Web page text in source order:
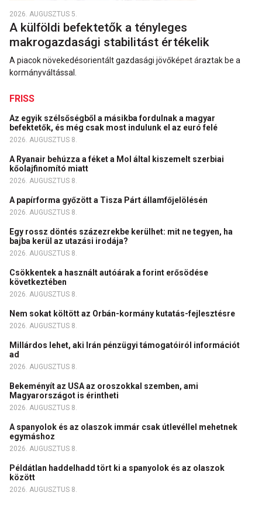
2026. AUGUSZTUS 5.
A külföldi befektetők a tényleges
makrogazdasági stabilitást értékelik
A piacok növekedésorientált gazdasági jövőképet áraztak be a
kormányváltással.
FRISS
Az egyik szélsőségből a másikba fordulnak a magyar
befektetők, és még csak most indulunk el az euró felé
2026. AUGUSZTUS 8.
A Ryanair behúzza a féket a Mol által kiszemelt szerbiai
kőolajfinomító miatt
2026. AUGUSZTUS 8.
A papírforma győzött a Tisza Párt államfőjelölésén
2026. AUGUSZTUS 8.
Egy rossz döntés százezrekbe kerülhet: mit ne tegyen, ha
bajba kerül az utazási irodája?
2026. AUGUSZTUS 8.
Csökkentek a használt autóárak a forint erősödése
következtében
2026. AUGUSZTUS 8.
Nem sokat költött az Orbán-kormány kutatás-fejlesztésre
2026. AUGUSZTUS 8.
Millárdos lehet, aki Irán pénzügyi támogatóiról információt
ad
2026. AUGUSZTUS 8.
Bekeményít az USA az oroszokkal szemben, ami
Magyarországot is érintheti
2026. AUGUSZTUS 8.
A spanyolok és az olaszok immár csak útlevéllel mehetnek
egymáshoz
2026. AUGUSZTUS 8.
Példátlan haddelhadd tört ki a spanyolok és az olaszok
között
2026. AUGUSZTUS 8.